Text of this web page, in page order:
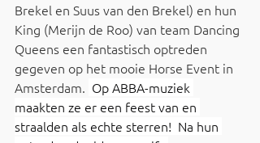
Brekel en Suus van den Brekel) en hun
King (Merijn de Roo) van team Dancing
Queens een fantastisch optreden
gegeven op het mooie Horse Event in
Amsterdam. Op ABBA-muziek
maakten ze er een feest van en
straalden als echte sterren!  Na hun